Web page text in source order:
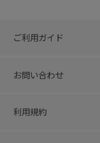
ご利用ガイド
お問い合わせ
利用規約